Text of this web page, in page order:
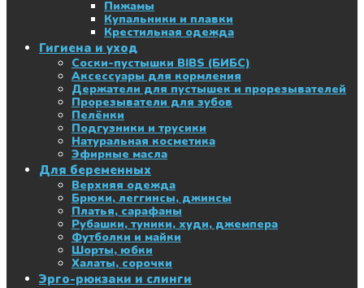
Пижамы
Купальники и плавки
Крестильная одежда
Гигиена и уход
Соски-пустышки BIBS (БИБС)
Аксессуары для кормления
Держатели для пустышек и прорезывателей
Прорезыватели для зубов
Пелёнки
Подгузники и трусики
Натуральная косметика
Эфирные масла
Для беременных
Верхняя одежда
Брюки, леггинсы, джинсы
Платья, сарафаны
Рубашки, туники, худи, джемпера
Футболки и майки
Шорты, юбки
Халаты, сорочки
Эрго-рюкзаки и слинги